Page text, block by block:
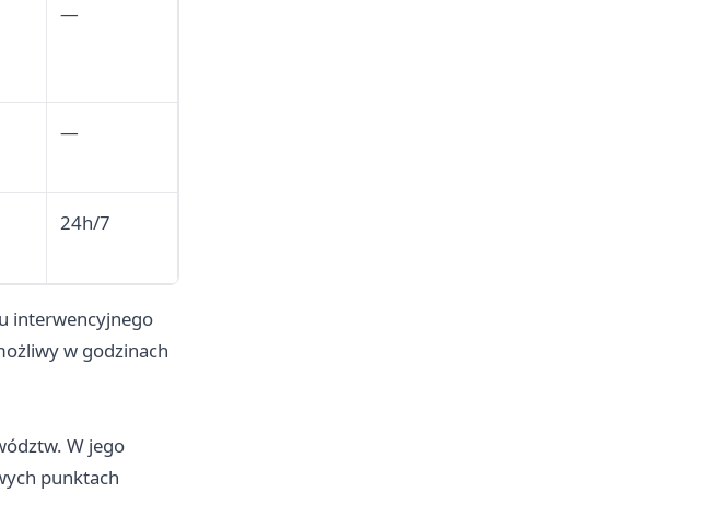
—
—
24h/7
interwencyjnego
w godzinach
W jego
punktach